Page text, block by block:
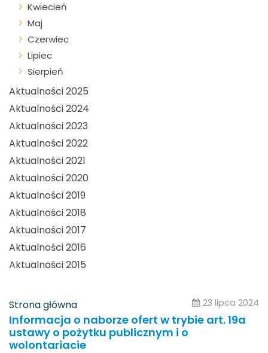
Kwiecień
Maj
Czerwiec
Lipiec
Sierpień
Aktualności 2025
Aktualności 2024
Aktualności 2023
Aktualności 2022
Aktualności 2021
Aktualności 2020
Aktualności 2019
Aktualności 2018
Aktualności 2017
Aktualności 2016
Aktualności 2015
Strona główna 23 lipca 2024
Informacja o naborze ofert w trybie art. 19a
ustawy o pożytku publicznym i o
wolontariacie